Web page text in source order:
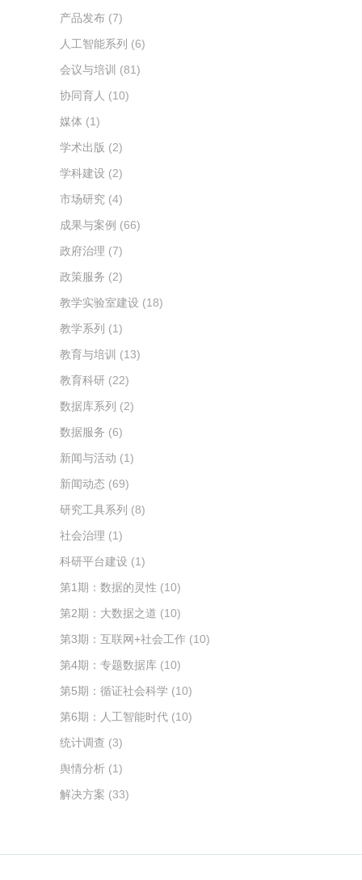
产品发布 (7)
人工智能系列 (6)
会议与培训 (81)
协同育人 (10)
媒体 (1)
学术出版 (2)
学科建设 (2)
市场研究 (4)
成果与案例 (66)
政府治理 (7)
政策服务 (2)
教学实验室建设 (18)
教学系列 (1)
教育与培训 (13)
教育科研 (22)
数据库系列 (2)
数据服务 (6)
新闻与活动 (1)
新闻动态 (69)
研究工具系列 (8)
社会治理 (1)
科研平台建设 (1)
第1期：数据的灵性 (10)
第2期：大数据之道 (10)
第3期：互联网+社会工作 (10)
第4期：专题数据库 (10)
第5期：循证社会科学 (10)
第6期：人工智能时代 (10)
统计调查 (3)
舆情分析 (1)
解决方案 (33)